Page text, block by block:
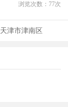
浏览次数： 77次
天津市津南区